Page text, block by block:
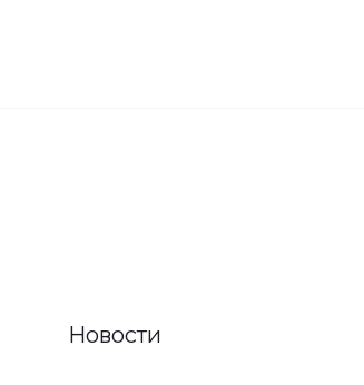
Новости